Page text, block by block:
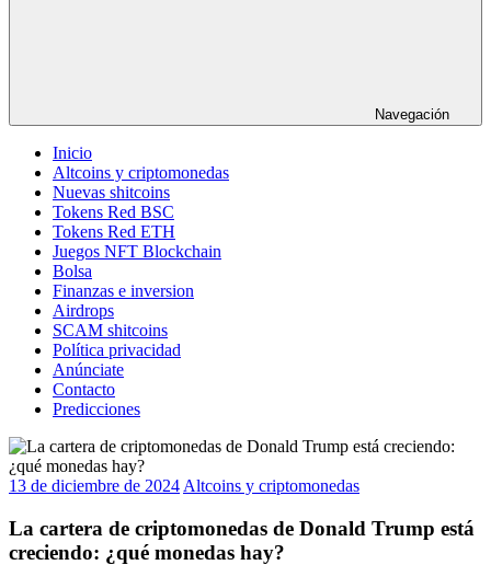
Navegación
Inicio
Altcoins y criptomonedas
Nuevas shitcoins
Tokens Red BSC
Tokens Red ETH
Juegos NFT Blockchain
Bolsa
Finanzas e inversion
Airdrops
SCAM shitcoins
Política privacidad
Anúnciate
Contacto
Predicciones
13 de diciembre de 2024 Altcoins y criptomonedas
La cartera de criptomonedas de Donald Trump está
creciendo: ¿qué monedas hay?